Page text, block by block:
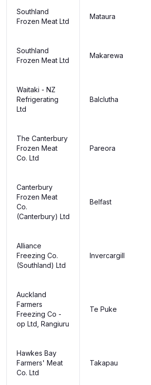
Southland
Frozen Meat Ltd
Mataura
Southland
Frozen Meat Ltd
Makarewa
Waitaki - NZ
Refrigerating
Ltd
Balclutha
The Canterbury
Frozen Meat
Co. Ltd
Pareora
Canterbury
Frozen Meat
Co.
(Canterbury) Ltd
Belfast
Alliance
Freezing Co.
(Southland) Ltd
Invercargill
Auckland
Farmers
Freezing Co -
op Ltd, Rangiuru
Te Puke
Hawkes Bay
Farmers' Meat
Co. Ltd
Takapau